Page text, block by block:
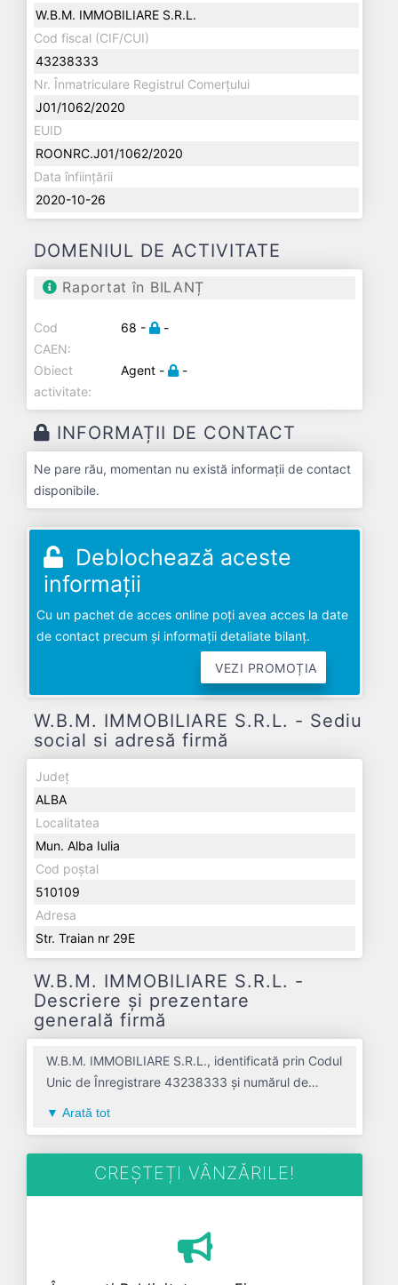
W.B.M. IMMOBILIARE S.R.L.
Cod fiscal (CIF/CUI)
43238333
Nr. Înmatriculare Registrul Comerțului
J01/1062/2020
EUID
ROONRC.J01/1062/2020
Data înființării
2020-10-26
DOMENIUL DE ACTIVITATE
Raportat în BILANȚ
Cod
CAEN:
68 - -
Obiect
activitate:
Agent - -
INFORMAȚII DE CONTACT
Ne pare rău, momentan nu există informații de contact
disponibile.
Deblochează aceste
informații
Cu un pachet de acces online poți avea acces la date
de contact precum și informații detaliate bilanț.
VEZI PROMOȚIA
W.B.M. IMMOBILIARE S.R.L. - Sediu
social si adresă firmă
Județ
ALBA
Localitatea
Mun. Alba Iulia
Cod poștal
510109
Adresa
Str. Traian nr 29E
W.B.M. IMMOBILIARE S.R.L. -
Descriere și prezentare
generală firmă
W.B.M. IMMOBILIARE S.R.L., identificată prin Codul
Unic de Înregistrare 43238333 și numărul de
6831. Cu sediul social poziționat în zona de Centru
a țării, în judetul ALBA, compania aduce o
IMMOBILIARE S.R.L. a fost fondată în anul 2020,
având o vechime de 6 ani. Conform ultimului bilanț,
Arată tot
CREȘTEȚI VÂNZĂRILE!